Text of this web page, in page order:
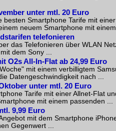
unter mtl. 20 Euro
Smartphone Tarife mit
neuem Smartphone mit einem
telefonieren
das Telefonieren über WLAN
dem Sony ...
O2s All-In-Flat ab 24,99 Euro
mit einem verbilligtem
Datengeschwindigkeit nach ...
unter mtl. 20 Euro
Tarife mit einer Allnet-Flat
mit einem passenden ...
9,99 Euro
mit dem Smartphone
Gegenwert ...